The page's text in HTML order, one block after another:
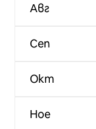
Авг
Сеп
Окт
Ное